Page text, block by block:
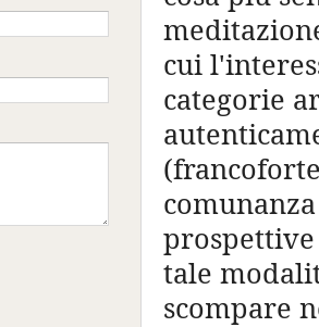
cui
categorie
tale
scompare